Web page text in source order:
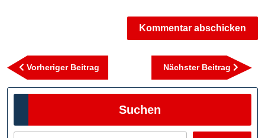
Beitragsnavigation
Vorheriger Beitrag
Beitrag
Nächster Beitrag
Suchen